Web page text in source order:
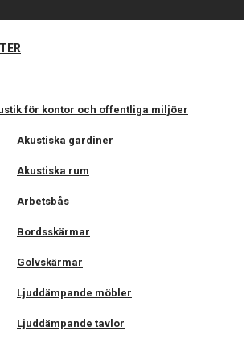
för kontor och offentliga miljöer
Akustiska gardiner
Akustiska rum
Arbetsbås
Bordsskärmar
Golvskärmar
Ljuddämpande möbler
Ljuddämpande tavlor